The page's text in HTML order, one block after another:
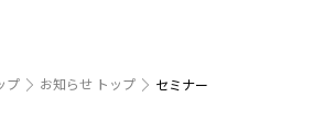
プ お知らせ トップ セミナー